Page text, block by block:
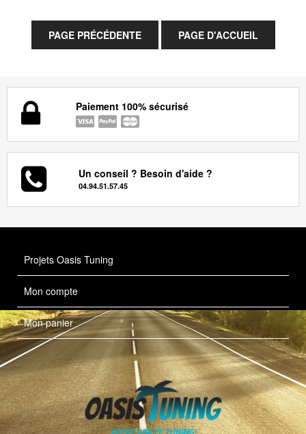
Paiement 100% sécurisé
Un conseil ? Besoin d'aide ?
04.94.51.57.45
Projets Oasis Tuning
Mon compte
Mon panier